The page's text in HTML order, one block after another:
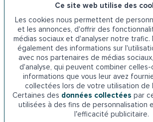
Ce site web utilise des
Les cookies nous permettent de
et les annonces, d'offrir des
médias sociaux et d'analyser notre trafic.
également des informations sur
avec nos partenaires de médias
d'analyse, qui peuvent combiner
informations que vous leur avez
collectées lors de votre utilisation de
Certaines des données collectées par
utilisées à des fins de personnalisation
l’efficacité publicitaire.
Adresse de laCarsat de Poitiers : 2 Rue
86000 Poitiers
Téléphone : 3960
6. Les aides de laCAF de la Vienne
La Caisse d’allocations familiales
personnes âgées déjà membres de
aide peut être utilisée pour financer des